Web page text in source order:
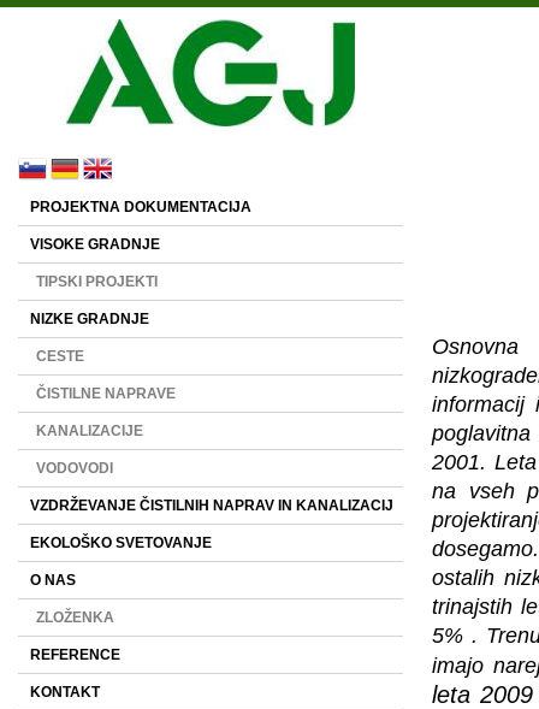
PROJEKTNA DOKUMENTACIJA
VISOKE GRADNJE
TIPSKI PROJEKTI
NIZKE GRADNJE
CESTE
ČISTILNE NAPRAVE
KANALIZACIJE
VODOVODI
VZDRŽEVANJE ČISTILNIH NAPRAV IN KANALIZACIJ
EKOLOŠKO SVETOVANJE
O NAS
ZLOŽENKA
REFERENCE
KONTAKT
informacij
2001.
na vseh
ostalih
trinajstih
5% .
imajo
leta